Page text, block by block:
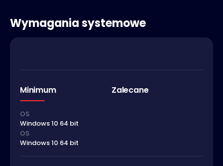
Wymagania systemowe
Minimum Zalecane
OS
Windows 10 64 bit
OS
Windows 10 64 bit